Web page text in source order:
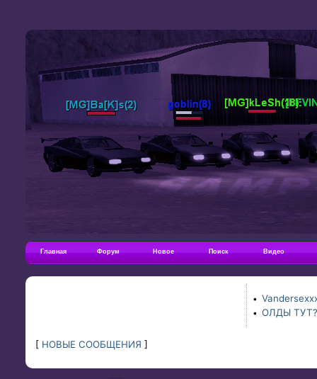
Главная Форум Новое Поиск Видео
•
• ОЛДЫ
[ НОВЫЕ СООБЩЕНИЯ ]